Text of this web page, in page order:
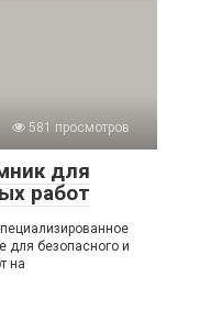
581 просмотров
для
работ
для безопасного и
на